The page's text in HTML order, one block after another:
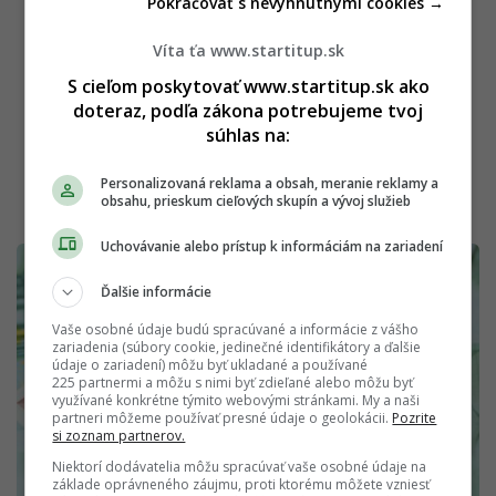
Víta ťa www.startitup.sk
S cieľom poskytovať www.startitup.sk ako
doteraz, podľa zákona potrebujeme tvoj
súhlas na:
Personalizovaná reklama a obsah, meranie reklamy a
obsahu, prieskum cieľových skupín a vývoj služieb
Uchovávanie alebo prístup k informáciám na zariadení
Ďalšie informácie
Vaše osobné údaje budú spracúvané a informácie z vášho
zariadenia (súbory cookie, jedinečné identifikátory a ďalšie
údaje o zariadení) môžu byť ukladané a používané
225 partnermi a môžu s nimi byť zdieľané alebo môžu byť
využívané konkrétne týmito webovými stránkami. My a naši
partneri môžeme používať presné údaje o geolokácii. Pozrite
si zoznam partnerov.
Niektorí dodávatelia môžu spracúvať vaše osobné údaje na
základe oprávneného záujmu, proti ktorému môžete vzniesť